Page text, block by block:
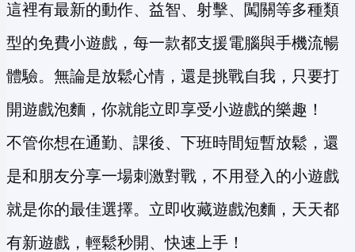
這裡有最新的動作、益智、射擊、闖關等多種類
型的免費小遊戲，每一款都支援電腦與手機流暢
體驗。無論是放鬆心情，還是挑戰自我，只要打
開遊戲泡麵，你就能立即享受小遊戲的樂趣！
不管你想在通勤、課後、下班時間短暫放鬆，還
是和朋友分享一場刺激對戰，不用登入的小遊戲
就是你的最佳選擇。立即收藏遊戲泡麵，天天都
有新遊戲，輕鬆秒開、快速上手！